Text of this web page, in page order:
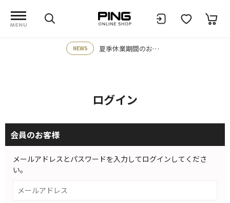
NEWS 夏季休業期間のお知らせ
ログイン
会員のお客様
メールアドレスとパスワードを入力してログインしてくださ
い。